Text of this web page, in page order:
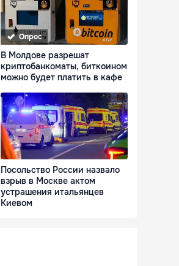
Опрос
В Молдове разрешат
криптобанкоматы, биткоином
можно будет платить в кафе
Посольство России назвало
взрыв в Москве актом
устрашения итальянцев
Киевом